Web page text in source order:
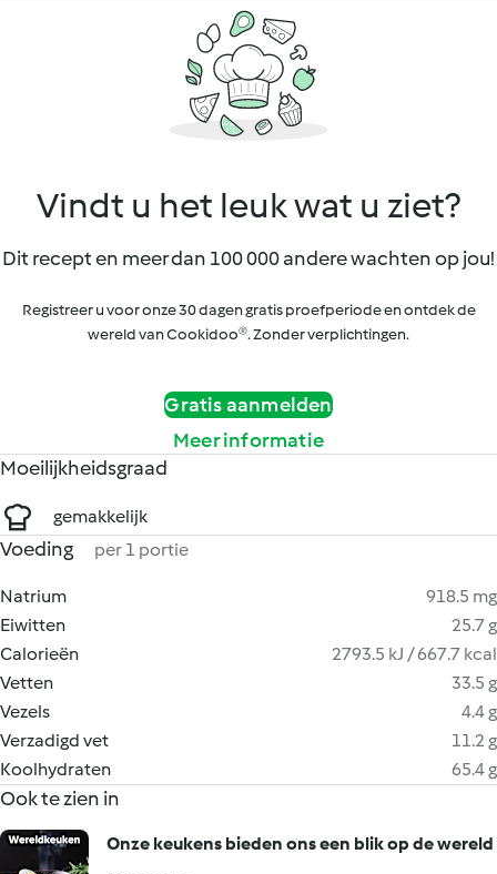
Vindt u het leuk wat u ziet?
Dit recept en meer dan 100 000 andere wachten op jou!
Registreer u voor onze 30 dagen gratis proefperiode en ontdek de
wereld van Cookidoo®. Zonder verplichtingen.
Gratis aanmelden
Meer informatie
Moeilijkheidsgraad
gemakkelijk
Voeding per 1 portie
Natrium
918.5 mg
Eiwitten
25.7 g
Calorieën
2793.5 kJ / 667.7 kcal
Vetten
33.5 g
Vezels
4.4 g
Verzadigd vet
11.2 g
Koolhydraten
65.4 g
Ook te zien in
Onze keukens bieden ons een blik op de wereld